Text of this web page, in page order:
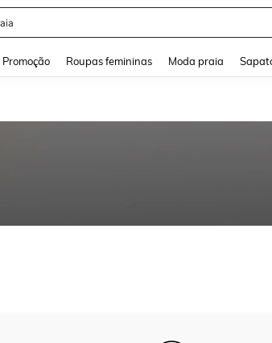
Promoção Roupas femininas Moda praia